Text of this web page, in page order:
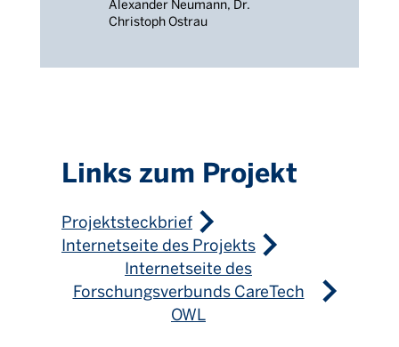
Alexander Neumann, Dr.
Christoph Ostrau
Links zum Projekt
Projektsteckbrief
Internetseite des Projekts
Internetseite des
Forschungsverbunds CareTech
OWL